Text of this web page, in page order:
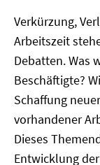
Verkürzung,
Arbeitszeit
Debatten. Was
Beschäftigte?
Schaffung
vorhandener
Dieses
Entwicklung